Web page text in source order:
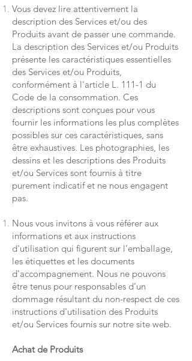
Vous devez lire attentivement la
description des Services et/ou des
Produits avant de passer une commande.
La description des Services et/ou Produits
présente les caractéristiques essentielles
des Services et/ou Produits,
conformément à l'article L. 111-1 du
Code de la consommation. Ces
descriptions sont conçues pour vous
fournir les informations les plus complètes
possibles sur ces caractéristiques, sans
être exhaustives. Les photographies, les
dessins et les descriptions des Produits
et/ou Services sont fournis à titre
purement indicatif et ne nous engagent
pas.
Nous vous invitons à vous référer aux
informations et aux instructions
d'utilisation qui figurent sur l’emballage,
les étiquettes et les documents
d'accompagnement. Nous ne pouvons
être tenus pour responsables d’un
dommage résultant du non-respect de ces
instructions d'utilisation des Produits
et/ou Services fournis sur notre site web.
Achat de Produits